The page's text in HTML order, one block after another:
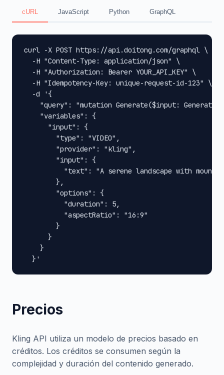
cURL JavaScript Python GraphQL
curl -X POST https://api.doitong.com/graphql \
  -H "Content-Type: application/json" \
  -H "Authorization: Bearer YOUR_API_KEY" \
  -H "Idempotency-Key: unique-request-id-123" \
  -d '{
"query": "mutation Generate($input:
    "variables": {
      "input": {
        "type": "VIDEO",
        "provider": "kling",
        "input": {
"text": "A serene landscape with
        },
        "options": {
          "duration": 5,
          "aspectRatio": "16:9"
        }
      }
    }
  }'
Precios
Kling API utiliza un modelo de precios basado en
créditos. Los créditos se consumen según la
complejidad y duración del contenido generado.